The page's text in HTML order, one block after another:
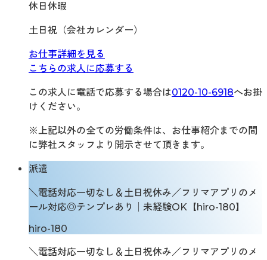
休日休暇
土日祝（会社カレンダー）
お仕事詳細を見る
こちらの求人に応募する
この求人に電話で応募する場合は0120-10-6918へお掛
けください。
※上記以外の全ての労働条件は、お仕事紹介までの間
に弊社スタッフより開示させて頂きます。
派遣
＼電話対応一切なし＆土日祝休み／フリマアプリのメ
ール対応◎テンプレあり│未経験OK【hiro-180】
hiro-180
＼電話対応一切なし＆土日祝休み／フリマアプリのメ